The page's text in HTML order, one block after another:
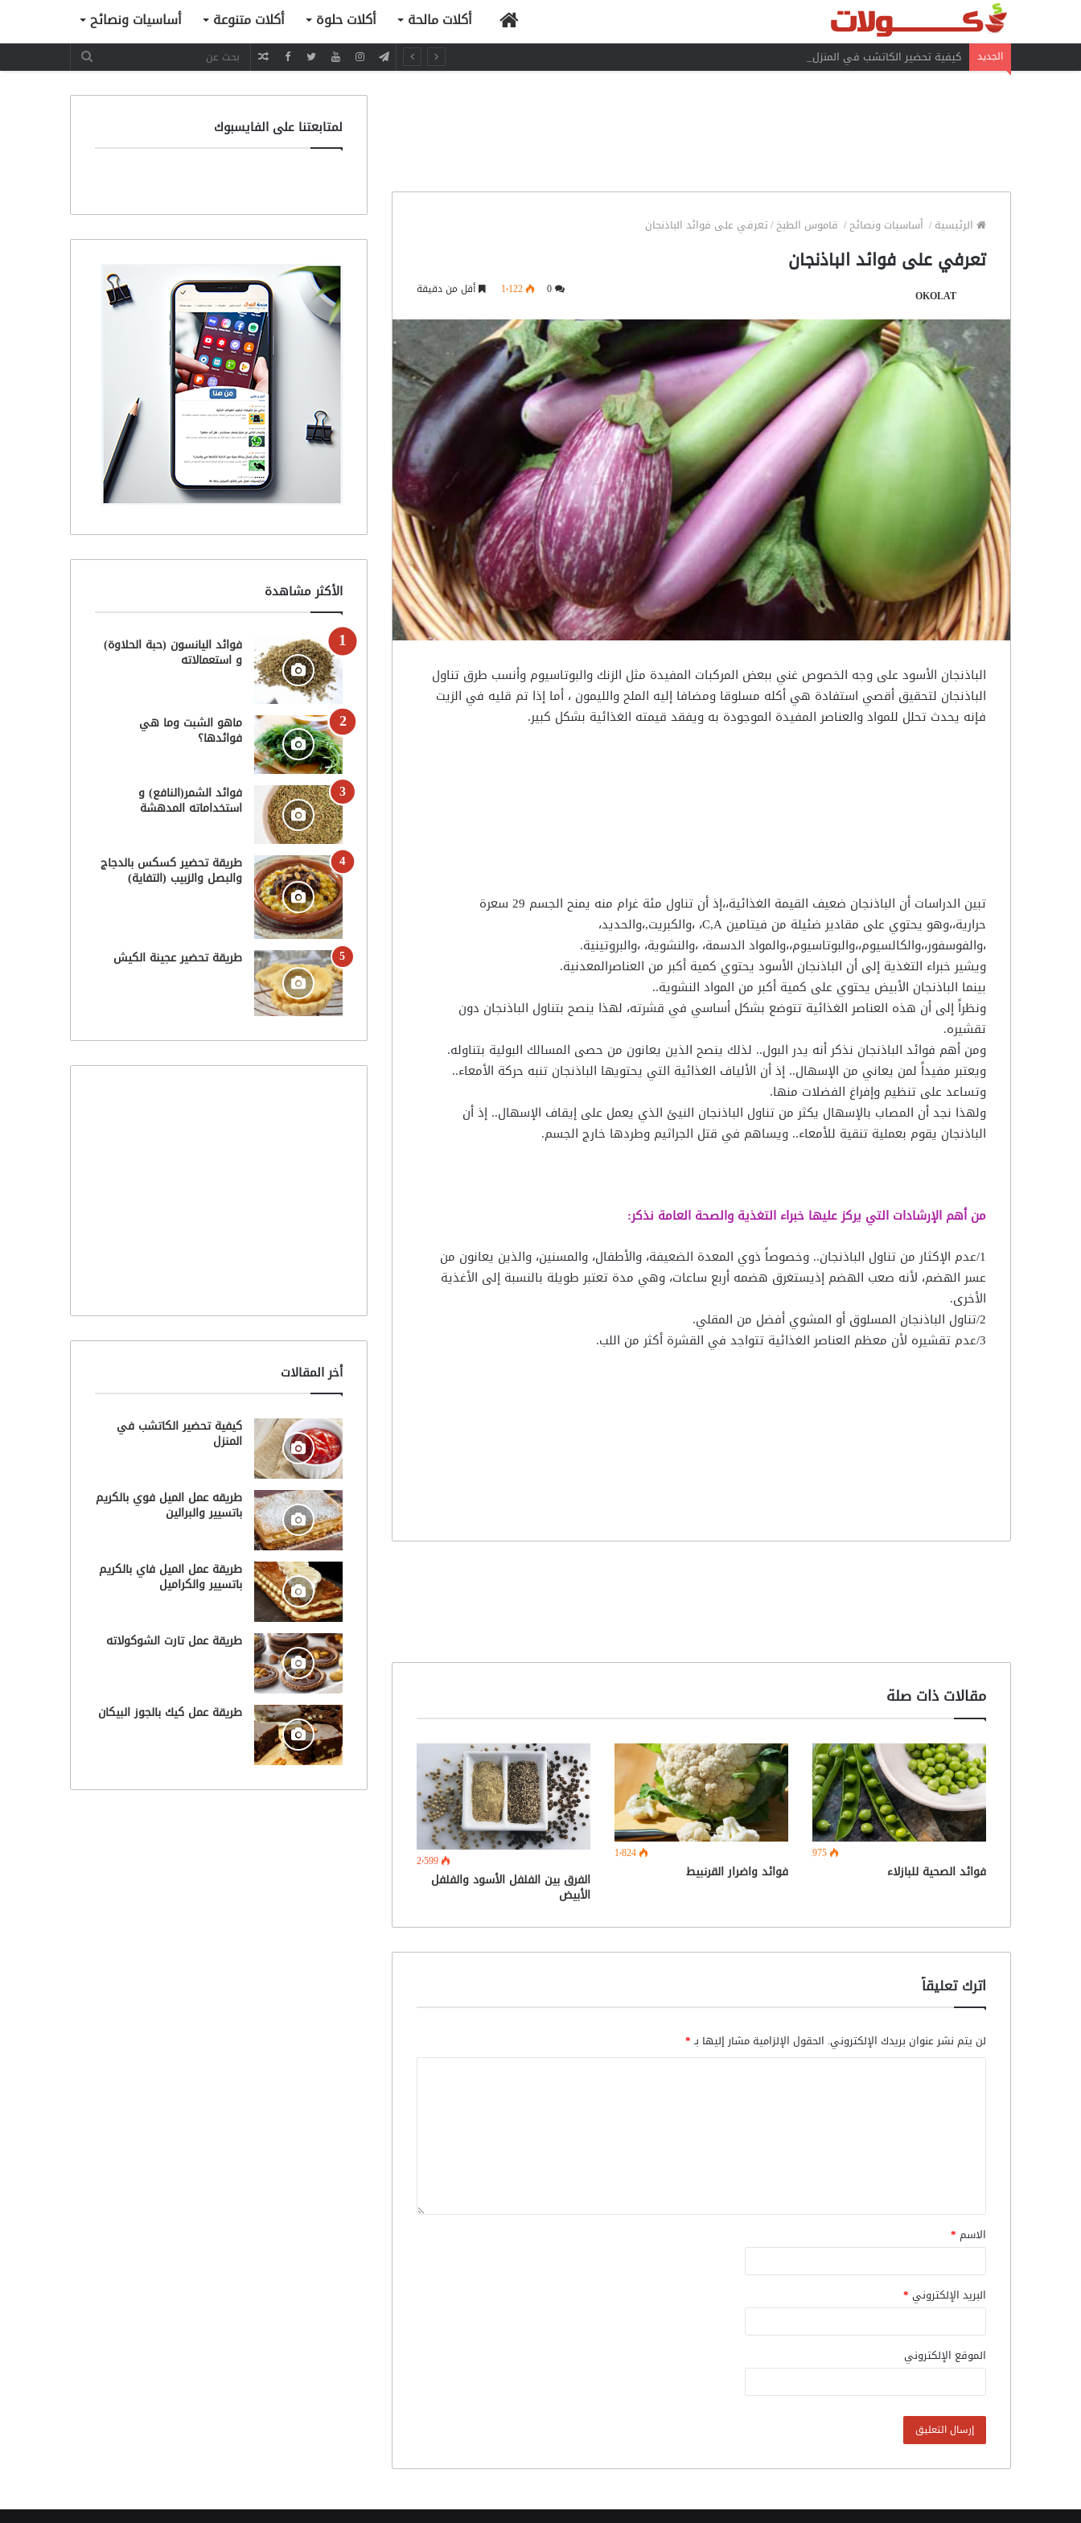
الرئيسيةأكلات مالحة أكلات حلوة أكلات متنوعة أساسيات ونصائح
الجديد كيفية تحضير الكاتشب في المنزل
مقال
الرئيسية/ أساسيات ونصائح/ قاموس الطبخ/تعرفي على فوائد الباذنجان
تعرفي على فوائد الباذنجان
OKOLAT 1٬122 أقل من دقيقة
الباذنجان الأسود على وجه الخصوص غني ببعض المركبات المفيدة مثل الزنك والبوتاسيوم وأنسب طرق تناول
الباذنجان لتحقيق أقصي استفادة هي أكله مسلوقا ومضافا إليه الملح والليمون ، أما إذا تم قليه في الزيت
فإنه يحدث تحلل للمواد والعناصر المفيدة الموجودة به ويفقد قيمته الغذائية بشكل كبير.
تبين الدراسات أن الباذنجان ضعيف القيمة الغذائية،،إذ أن تناول مئة غرام منه يمنح الجسم 29 سعرة
حرارية،،وهو يحتوي على مقادير ضئيلة من فيتامين C,A، ،والكبريت,،والحديد،
،والفوسفور،،والكالسيوم،،والبوتاسيوم،،والمواد الدسمة، ،والنشوية، ،والبروتينية.
ويشير خبراء التغذية إلى أن الباذنجان الأسود يحتوي كمية أكبر من العناصرالمعدنية.
بينما الباذنجان الأبيض يحتوي على كمية أكبر من المواد النشوية..
ونظراً إلى أن هذه العناصر الغذائية تتوضع بشكل أساسي في قشرته، لهذا ينصح بتناول الباذنجان دون
تقشيره.
ومن أهم فوائد الباذنجان نذكر أنه يدر البول.. لذلك ينصح الذين يعانون من حصى المسالك البولية بتناوله.
ويعتبر مفيداً لمن يعاني من الإسهال.. إذ أن الألياف الغذائية التي يحتويها الباذنجان تنبه حركة الأمعاء..
وتساعد على تنظيم وإفراغ الفضلات منها.
ولهذا نجد أن المصاب بالإسهال يكثر من تناول الباذنجان النيئ الذي يعمل على إيقاف الإسهال.. إذ أن
الباذنجان يقوم بعملية تنقية للأمعاء.. ويساهم في قتل الجراثيم وطردها خارج الجسم.
من أهم الإرشادات التي يركز عليها خبراء التغذية والصحة العامة نذكر:
1/عدم الإكثار من تناول الباذنجان.. وخصوصاً ذوي المعدة الضعيفة، والأطفال، والمسنين، والذين يعانون من
عسر الهضم، لأنه صعب الهضم إذيستغرق هضمه أربع ساعات، وهي مدة تعتبر طويلة بالنسبة إلى الأغذية
الأخرى.
2/تناول الباذنجان المسلوق أو المشوي أفضل من المقلي.
3/عدم تقشيره لأن معظم العناصر الغذائية تتواجد في القشرة أكثر من اللب.
مقالات ذات صلة
975
فوائد الصحية للبازلاء
1٬824
فوائد واضرار القرنبيط 2٬599
الفرق بين الفلفل الأسود والفلفل
الأبيض
اترك تعليقاً
لن يتم نشر عنوان بريدك الإلكتروني. الحقول الإلزامية مشار إليها بـ*
الاسم *
البريد الإلكتروني *
الموقع الإلكتروني
لمتابعتنا على الفايسبوك
الأكثر مشاهدة
فوائد اليانسون (حبة الحلاوة)
و استعمالاته
ماهو الشبت وما هي
فوائدها؟
فوائد الشمر(النافع) و
استخداماته المدهشة
طريقة تحضير كسكس بالدجاج
والبصل والزبيب (التفاية)
طريقة تحضير عجينة الكيش
أخر المقالات
كيفية تحضير الكاتشب في
المنزل
طريقه عمل الميل فوي بالكريم
باتسيير والبرالين
طريقة عمل الميل فاي بالكريم
باتسيير والكراميل
طريقة عمل تارت الشوكولاته
طريقة عمل كيك بالجوز البيكان